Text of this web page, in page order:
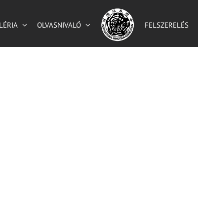
OLVASNIVALÓ FELSZERELÉS